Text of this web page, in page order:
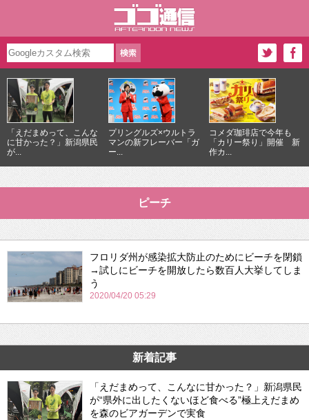
「えだまめって、こんな
に甘かった？」新潟県民
が...
プリングルズ×ウルトラ
マンの新フレーバー「ガ
ー...
コメダ珈琲店で今年も
「カリー祭り」開催 新
作カ...
ピーチ
フロリダ州が感染拡大防止のためにビーチを閉鎖
→試しにビーチを開放したら数百人大挙してしま
う
2020/04/20 05:29
新着記事
「えだまめって、こんなに甘かった？」新潟県民
が“県外に出したくないほど食べる”極上えだまめ
を森のビアガーデンで実食